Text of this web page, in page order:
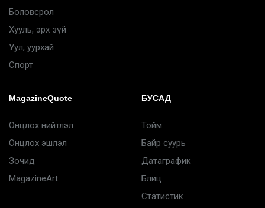
Боловсрол
Хууль, эрх зүй
Уул, уурхай
Спорт
MagazineQuote
Онцлох нийтлэл
Онцлох эшлэл
Зочид
MagazineArt
БУСАД
Тойм
Байр суурь
Датаграфик
Блиц
Статистик